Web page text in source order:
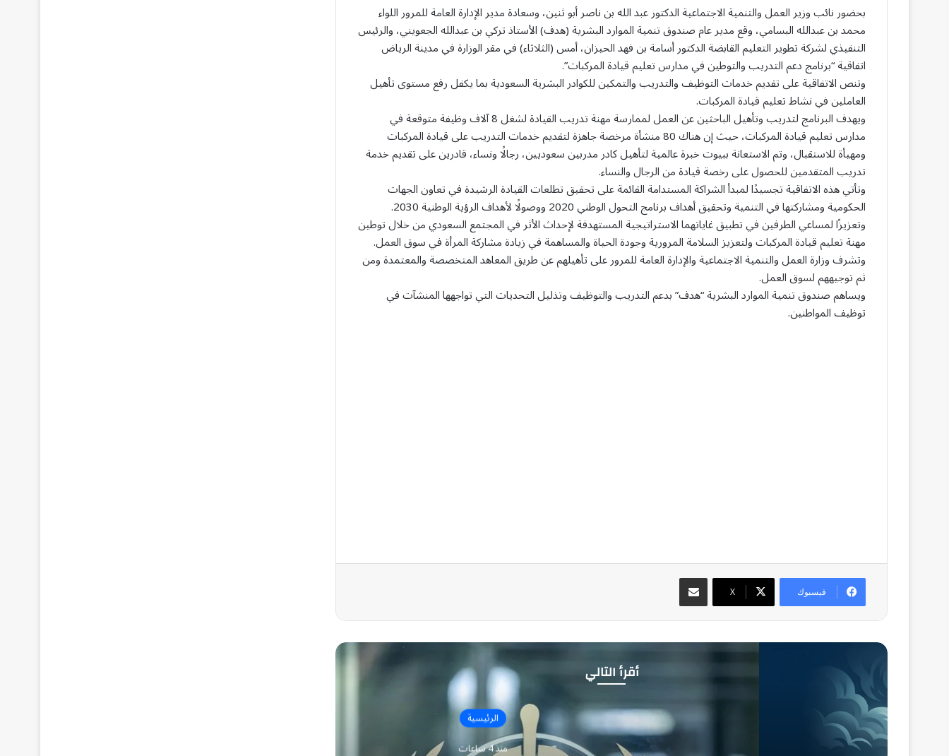
بحضور نائب وزير العمل والتنمية الاجتماعية الدكتور عبد الله بن ناصر أبو ثنين، وسعادة مدير الإدارة العامة للمرور اللواء
محمد بن عبدالله البسامي، وقع مدير عام صندوق تنمية الموارد البشرية (هدف) الأستاذ تركي بن عبدالله الجعويني، والرئيس
التنفيذي لشركة تطوير التعليم القابضة الدكتور أسامة بن فهد الحيزان، أمس (الثلاثاء) في مقر الوزارة في مدينة الرياض
اتفاقية “برنامج دعم التدريب والتوطين في مدارس تعليم قيادة المركبات”.
وتنص الاتفاقية على تقديم خدمات التوظيف والتدريب والتمكين للكوادر البشرية السعودية بما يكفل رفع مستوى تأهيل
العاملين في نشاط تعليم قيادة المركبات.
ويهدف البرنامج لتدريب وتأهيل الباحثين عن العمل لممارسة مهنة تدريب القيادة لشغل 8 آلاف وظيفة متوقعة في
مدارس تعليم قيادة المركبات، حيث إن هناك 80 منشأة مرخصة جاهزة لتقديم خدمات التدريب على قيادة المركبات
ومهيأة للاستقبال، وتم الاستعانة ببيوت خبرة عالمية لتأهيل كادر مدربين سعوديين، رجالًا ونساء، قادرين على تقديم خدمة
تدريب المتقدمين للحصول على رخصة قيادة من الرجال والنساء.
وتأتي هذه الاتفاقية تجسيدًا لمبدأ الشراكة المستدامة القائمة على تحقيق تطلعات القيادة الرشيدة في تعاون الجهات
الحكومية ومشاركتها في التنمية وتحقيق أهداف برنامج التحول الوطني 2020 ووصولًا لأهداف الرؤية الوطنية 2030.
وتعزيزًا لمساعي الطرفين في تطبيق غاياتهما الاستراتيجية المستهدفة لإحداث الأثر في المجتمع السعودي من خلال توطين
مهنة تعليم قيادة المركبات ولتعزيز السلامة المرورية وجودة الحياة والمساهمة في زيادة مشاركة المرأة في سوق العمل.
وتشرف وزارة العمل والتنمية الاجتماعية والإدارة العامة للمرور على تأهيلهم عن طريق المعاهد المتخصصة والمعتمدة ومن
ثم توجيههم لسوق العمل.
ويساهم صندوق تنمية الموارد البشرية “هدف” بدعم التدريب والتوظيف وتذليل التحديات التي تواجهها المنشآت في
توظيف المواطنين.
فيسبوك ‫X
مشاركة عبر البريد
أقرأ التالي
الرئيسية
منذ 4 ساعات